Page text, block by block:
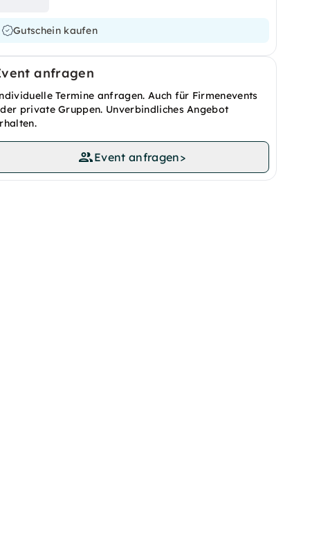
Gutschein kaufen
anfragen
Termine anfragen. Auch für Firmenevents
private Gruppen. Unverbindliches Angebot
Event anfragen>